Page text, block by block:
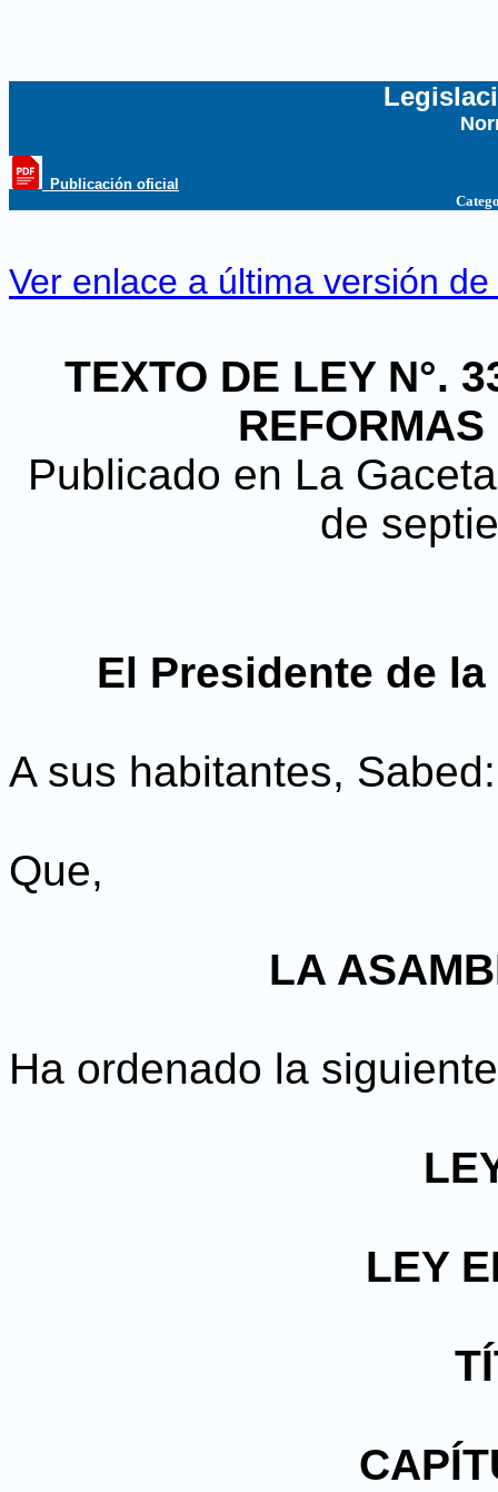
_Publicación oficial
Ver enlace a última versión
TEXTO DE LEY N°.
Publicado en La
de
El Presidente de
A sus habitantes, Sabed:
Que,
LA
Ha ordenado la
LEY